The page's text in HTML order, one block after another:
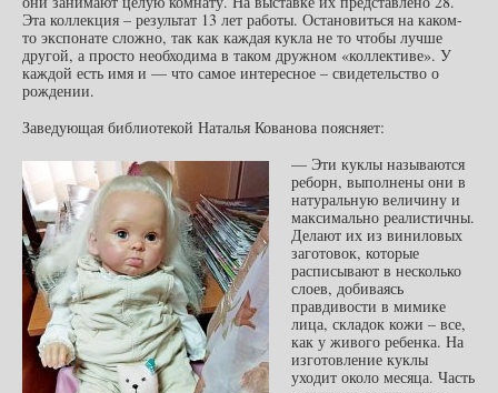
Эта коллекция – результат 13 лет работы. Остановиться на каком-
то экспонате сложно, так как каждая кукла не то чтобы лучше
другой, а просто необходима в таком дружном «коллективе». У
каждой есть имя и — что самое интересное – свидетельство о
рождении.
Заведующая библиотекой Наталья Кованова поясняет:
— Эти куклы называются
реборн, выполнены они в
натуральную величину и
максимально реалистичны.
Делают их из виниловых
заготовок, которые
расписывают в несколько
слоев, добиваясь
правдивости в мимике
лица, складок кожи – все,
как у живого ребенка. На
изготовление куклы
уходит около месяца. Часть